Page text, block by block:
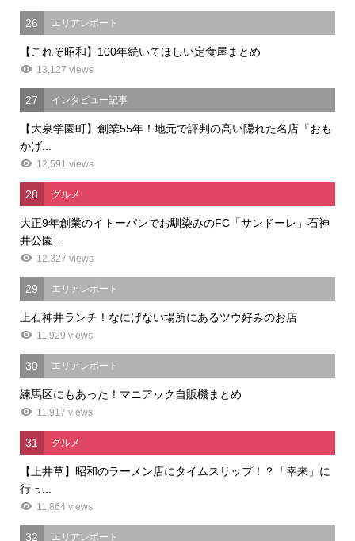
26 エリアレポート
【これぞ昭和】100年続いてほしい定食屋まとめ
13,127 views
27 インタビュー記事
【大泉学園町】創業55年！地元で評判の高い隠れた名店『おも
かげ...
12,591 views
28 グルメ
大正9年創業のイトーパンでお馴染みのFC「サンドーレ」石神
井公園...
12,327 views
29 エリアレポート
上石神井ランチ！なにげない場所にあるツウ好みのお店
11,929 views
30 エリアレポート
練馬区にもあった！マニアック自販機まとめ
11,917 views
31 グルメ
【上井草】昭和のラーメン店にタイムスリップ！？「幸来」に
行っ...
11,864 views
32 エリアレポート